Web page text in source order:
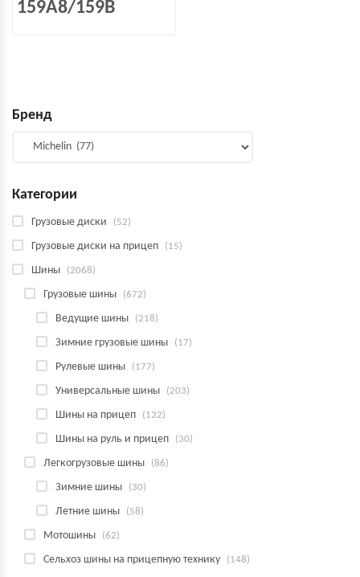
159A8/159B
Бренд
Категории
Грузовые диски (52)
Грузовые диски на прицеп (15)
Шины (2068)
Грузовые шины (672)
Ведущие шины (218)
Зимние грузовые шины (17)
Рулевые шины (177)
Универсальные шины (203)
Шины на прицеп (132)
Шины на руль и прицеп (30)
Легкогрузовые шины (86)
Зимние шины (30)
Летние шины (58)
Мотошины (62)
Сельхоз шины на прицепную технику (148)